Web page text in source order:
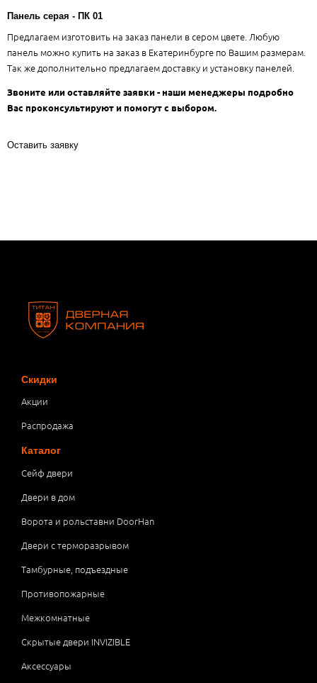
Панель серая - ПК 01
Предлагаем изготовить на заказ панели в сером цвете. Любую
панель можно купить на заказ в Екатеринбурге по Вашим размерам.
Так же дополнительно предлагаем доставку и установку панелей.
Звоните или оставляйте заявки - наши менеджеры подробно
Вас проконсультируют и помогут с выбором.
Оставить заявку
Скидки
Акции
Распродажа
Каталог
Сейф двери
Двери в дом
Ворота и рольставни DoorHan
Двери с терморазрывом
Тамбурные, подъездные
Противопожарные
Межкомнатные
Скрытые двери INVIZIBLE
Аксессуары